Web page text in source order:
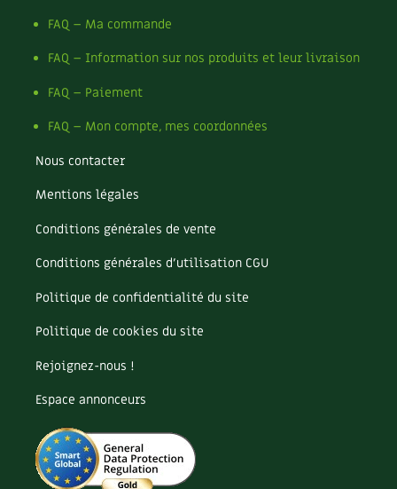
Poireau
Pollinisation
Pollution
Pomme
Potager
Potager en lasagnes
Poules
Prairie fleurie
Purin
Recette
Récup'
Réparation
Reproduction
Restauration
Rocaille
Ronce (ou mûre de jardin)
Roquette
FAQ – Ma commande
FAQ – Information sur nos produits et leur livraison
FAQ – Paiement
FAQ – Mon compte, mes coordonnées
Nous contacter
Mentions légales
Conditions générales de vente
Conditions générales d’utilisation CGU
Politique de confidentialité du site
Politique de cookies du site
Rejoignez-nous !
Espace annonceurs